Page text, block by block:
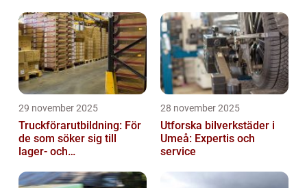
29 november 2025
Truckförarutbildning: För
de som söker sig till
lager- och
28 november 2025
Utforska bilverkstäder i
Umeå: Expertis och
service